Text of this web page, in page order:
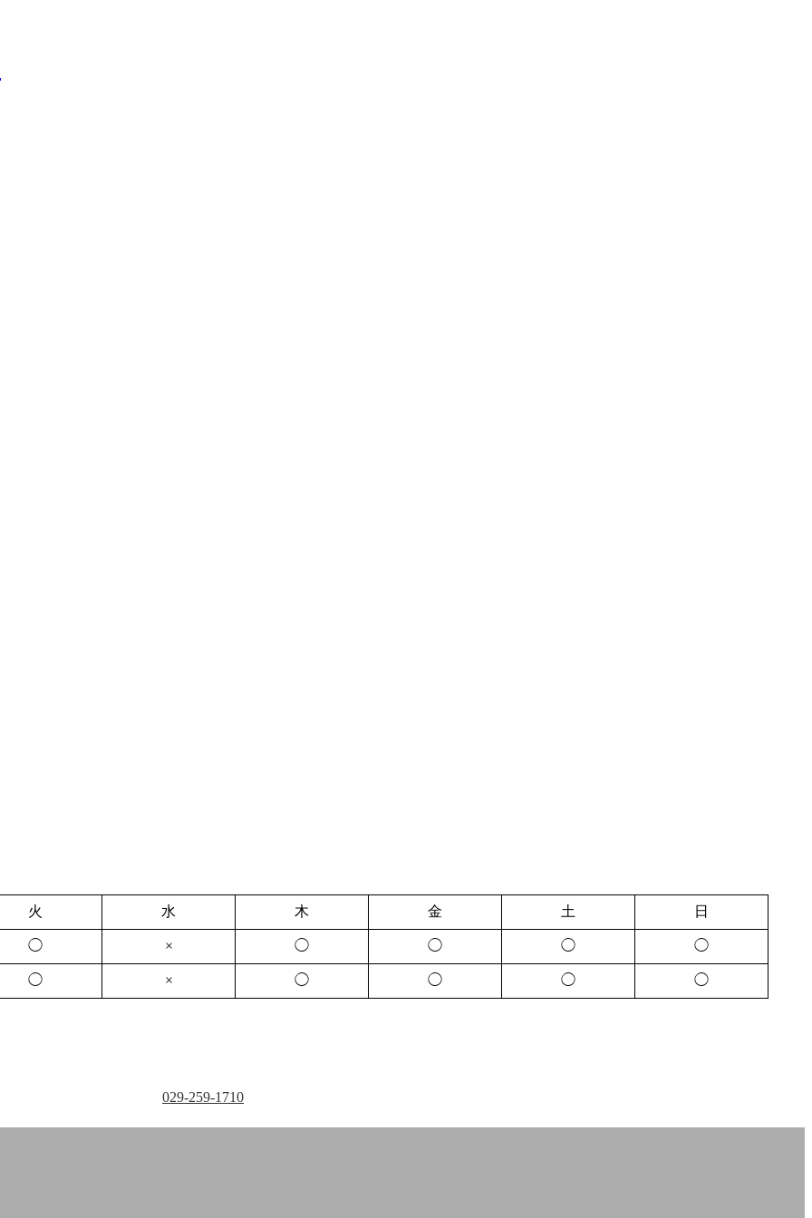
火 水 木 金 土 日
◯ × ◯ ◯ ◯ ◯
◯ × ◯ ◯ ◯ ◯
029-259-1710